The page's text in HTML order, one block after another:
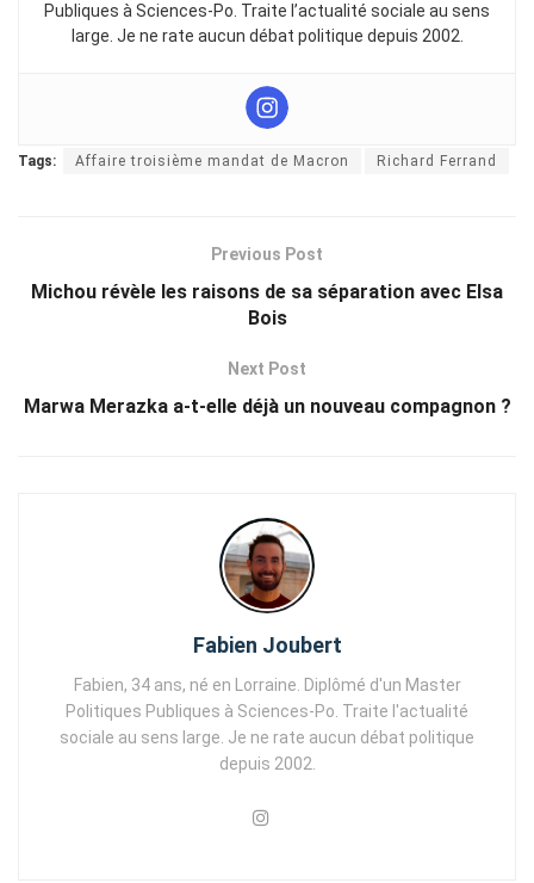
Publiques à Sciences-Po. Traite l’actualité sociale au sens
large. Je ne rate aucun débat politique depuis 2002.
Tags: Affaire troisième mandat de Macron Richard Ferrand
Previous Post
Michou révèle les raisons de sa séparation avec Elsa
Bois
Next Post
Marwa Merazka a-t-elle déjà un nouveau compagnon ?
Fabien Joubert
Fabien, 34 ans, né en Lorraine. Diplômé d'un Master
Politiques Publiques à Sciences-Po. Traite l'actualité
sociale au sens large. Je ne rate aucun débat politique
depuis 2002.